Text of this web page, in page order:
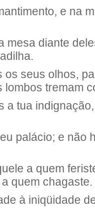
e na
mesa diante
os seus olhos,
lombos tremam
a tua
palácio; e não
a quem
quem chagaste.
à iniqüidade